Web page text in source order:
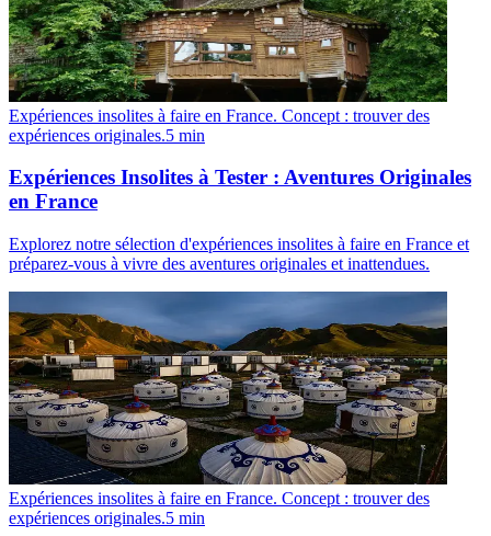
Expériences insolites à faire en France. Concept : trouver des
expériences originales.5 min
Expériences Insolites à Tester : Aventures Originales
en France
Explorez notre sélection d'expériences insolites à faire en France et
préparez-vous à vivre des aventures originales et inattendues.
Expériences insolites à faire en France. Concept : trouver des
expériences originales.5 min